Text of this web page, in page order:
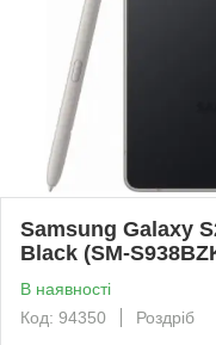
Samsung Galaxy
Black (SM-
В наявності
Код: 94350
Роздріб